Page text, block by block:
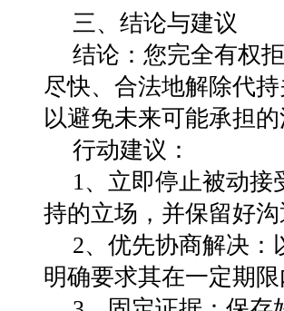
三、结论与建议
结论：您完全有权
尽快、合法地解除代
以避免未来可能承担的
行动建议：
1、立即停止被动
持的立场，并保留好
2、优先协商解决
明确要求其在一定期